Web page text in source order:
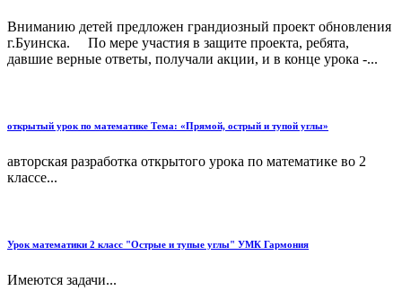
Вниманию детей предложен грандиозный проект обновления
г.Буинска. По мере участия в защите проекта, ребята,
давшие верные ответы, получали акции, и в конце урока -...
открытый урок по математике Тема: «Прямой, острый и тупой углы»
авторская разработка открытого урока по математике во 2
классе...
Урок математики 2 класс "Острые и тупые углы" УМК Гармония
Имеются задачи...